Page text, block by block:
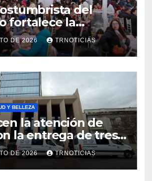
del
fortalece la
local con positivo
la hotelería y el
DE 2026 TRNOTICIAS
Y BELLEZA
la atención de
la entrega de tres
para
y Sagrada Familia
DE 2026 TRNOTICIAS